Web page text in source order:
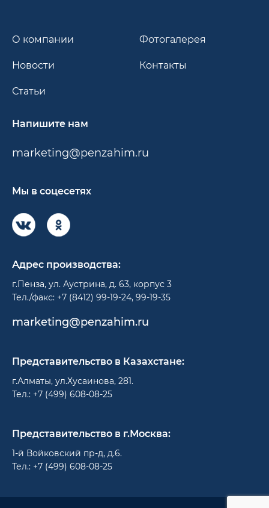
О компании
Новости
Статьи
Фотогалерея
Контакты
Напишите нам
marketing@penzahim.ru
Мы в соцесетях
Адрес производства:
г.Пенза, ул. Аустрина, д. 63, корпус 3
Тел./факс: +7 (8412) 99-19-24, 99-19-35
marketing@penzahim.ru
Представительство в Казахстане:
г.Алматы, ул.Хусаинова, 281.
Тел.: +7 (499) 608-08-25
Представительство в г.Москва:
1-й Войковский пр-д, д.6.
Тел.: +7 (499) 608-08-25